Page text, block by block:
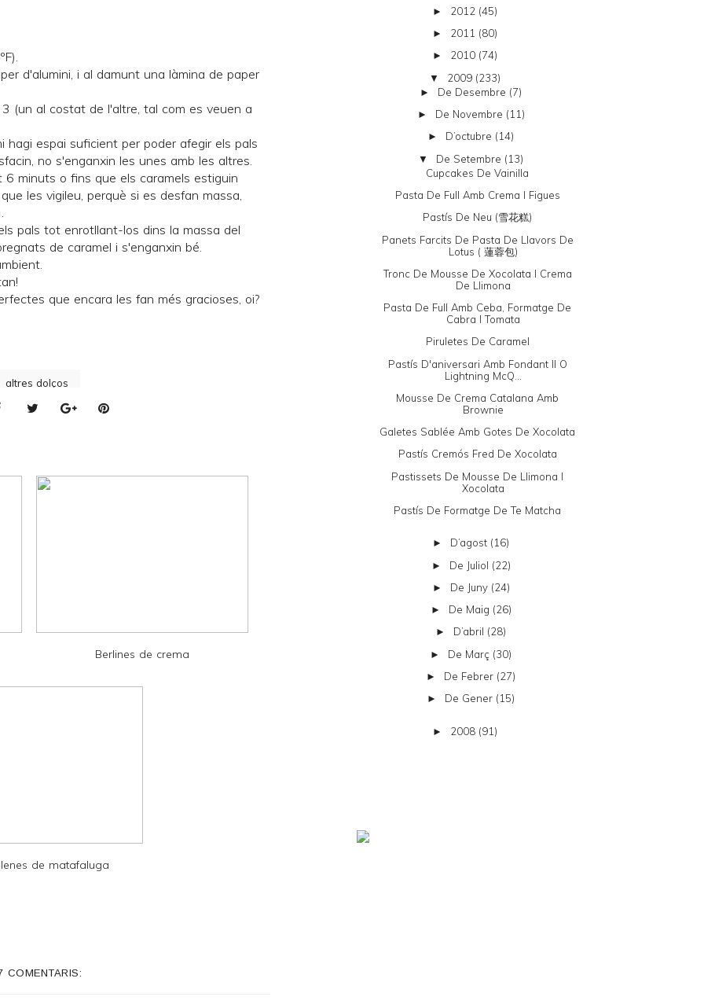
d'alumini, i al damunt una làmina de paper
3 (un al costat de l'altre, tal com es veuen a
hagi espai suficient per poder afegir els pals
no s'enganxin les unes amb les altres.
minuts o fins que els caramels estiguin
les vigileu, perquè si es desfan massa,
pals tot enrotllant-los dins la massa del
de caramel i s'enganxin bé.
que encara les fan més gracioses, oi?
altres dolços
Berlines de crema
de matafaluga
COMENTARIS:
► 2012 (45)
► 2011 (80)
► 2010 (74)
▼ 2009 (233)
► De Desembre (7)
► De Novembre (11)
► D’octubre (14)
▼ De Setembre (13)
Cupcakes De Vainilla
Pasta De Full Amb Crema I Figues
Pastís De Neu (雪花糕)
Panets Farcits De Pasta De Llavors De
Lotus ( 蓮蓉包)
Tronc De Mousse De Xocolata I Crema
De Llimona
Pasta De Full Amb Ceba, Formatge De
Cabra I Tomata
Piruletes De Caramel
Pastís D'aniversari Amb Fondant II O
Lightning McQ...
Mousse De Crema Catalana Amb
Brownie
Galetes Sablée Amb Gotes De Xocolata
Pastís Cremós Fred De Xocolata
Pastissets De Mousse De Llimona I
Xocolata
Pastís De Formatge De Te Matcha
► D’agost (16)
► De Juliol (22)
► De Juny (24)
► De Maig (26)
► D’abril (28)
► De Març (30)
► De Febrer (27)
► De Gener (15)
► 2008 (91)